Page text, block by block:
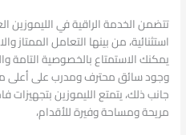
تتضمن الخدمة الراقية في الليموزين
استثنائية، من بينها التعامل الممتاز
يمكنك الاستمتاع بالخصوصية التامة
وجود سائق محترف ومدرب على أعلى
جانب ذلك، يتمتع الليموزين
مريحة ومساحة وفيرة للأقدام،